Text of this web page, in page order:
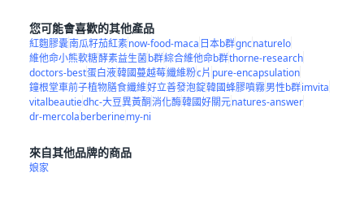
您可能會喜歡的其他產品
紅麴膠囊南瓜籽茄紅素now-food-maca 日本b群gncnaturelo
維他命小熊軟糖酵素益生菌b群綜合維他命b群thorne-research
doctors-best蛋白液韓國蔓越莓纖維粉c片 pure-encapsulation
鐘根堂車前子植物膳食纖維好立善發泡錠韓國蜂膠噴霧男性b群imvita
vitalbeautiedhc-大豆異黃酮消化酶韓國好關元natures-answer
dr-mercolaberberinemy-ni
來自其他品牌的商品
娘家